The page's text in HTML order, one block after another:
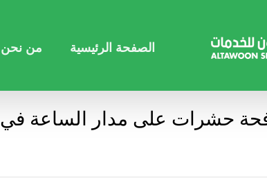
الصفحة الرئيسية من نحن
حشرات على مدار الساعة في